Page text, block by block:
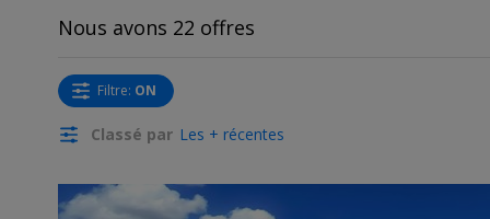
Nous avons 22 offres
Filtre: ON
Classé par Les + récentes